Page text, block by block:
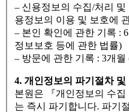
– 신용정보의 수집/처리
용정보의 이용 및 보호에
– 본인 확인에 관한 기록 :
정보보호 등에 관한 법률)
– 방문에 관한 기록 : 3개
4. 개인정보의 파기절차 및
본원은 『개인정보의 수집
는 즉시 파기합니다. 파기